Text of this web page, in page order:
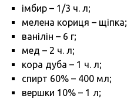
імбир – 1/3 ч. л;
мелена кориця – щіпка;
ванілін – 6 г;
мед – 2 ч. л;
кора дуба – 1 ч. л;
спирт 60% – 400 мл;
вершки 10% – 1 л;